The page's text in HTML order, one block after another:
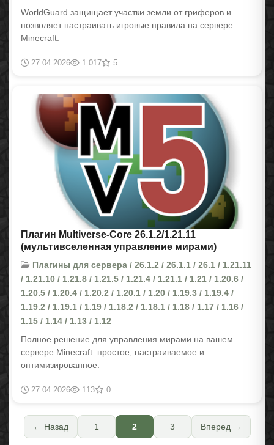
WorldGuard защищает участки земли от гриферов и
позволяет настраивать игровые правила на сервере
Minecraft.
27.04.2026 1 017 5
Плагин Multiverse-Core 26.1.2/1.21.11
(мультивселенная управление мирами)
Плагины для сервера / 26.1.2 / 26.1.1 / 26.1 / 1.21.11
/ 1.21.10 / 1.21.8 / 1.21.5 / 1.21.4 / 1.21.1 / 1.21 / 1.20.6 /
1.20.5 / 1.20.4 / 1.20.2 / 1.20.1 / 1.20 / 1.19.3 / 1.19.4 /
1.19.2 / 1.19.1 / 1.19 / 1.18.2 / 1.18.1 / 1.18 / 1.17 / 1.16 /
1.15 / 1.14 / 1.13 / 1.12
Полное решение для управления мирами на вашем
сервере Minecraft: простое, настраиваемое и
оптимизированное.
27.04.2026 113 0
← Назад 1 2 3 Вперед →